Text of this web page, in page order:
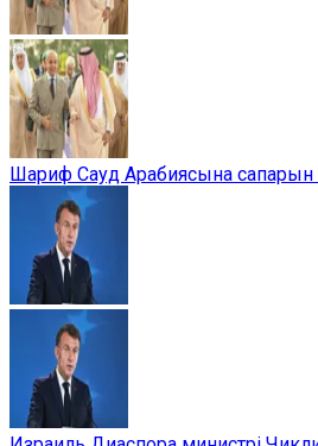
Шариф Сауд Арабиясына сапарын